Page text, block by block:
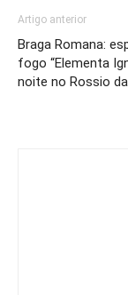
Artigo anterior
Braga Romana:
fogo “Elementa
noite no Rossio